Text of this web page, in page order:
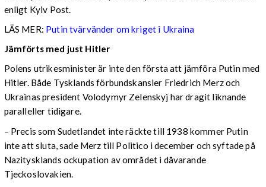
enligt Kyiv Post.
LÄS MER: Putin tvärvänder om kriget i Ukraina
Jämförts med just Hitler
Polens utrikesminister är inte den första att jämföra Putin med
Hitler. Både Tysklands förbundskansler Friedrich Merz och
Ukrainas president Volodymyr Zelenskyj har dragit liknande
paralleller tidigare.
– Precis som Sudetlandet inte räckte till 1938 kommer Putin
inte att sluta, sade Merz till Politico i december och syftade på
Nazitysklands ockupation av området i dåvarande
Tjeckoslovakien.